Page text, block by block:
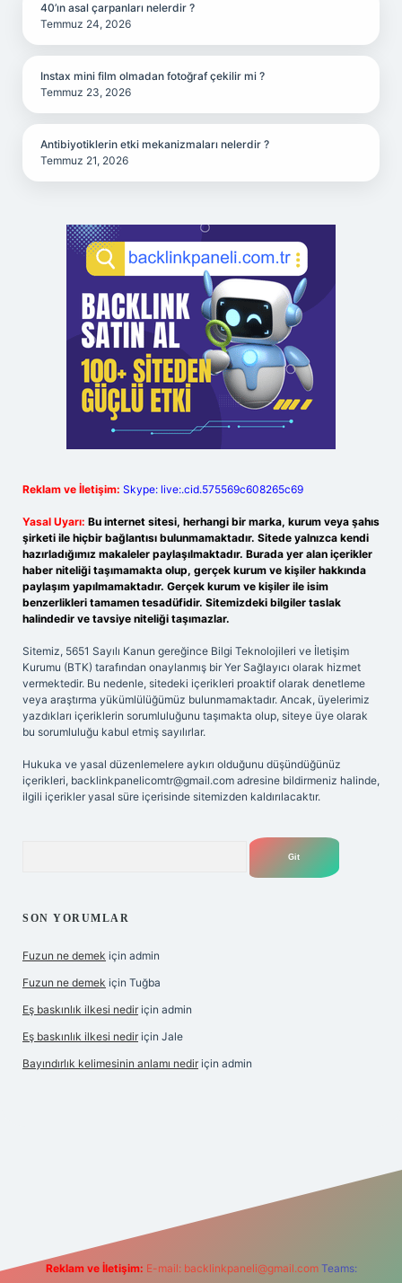
40’ın asal çarpanları nelerdir ?
Temmuz 24, 2026
Instax mini film olmadan fotoğraf çekilir mi ?
Temmuz 23, 2026
Antibiyotiklerin etki mekanizmaları nelerdir ?
Temmuz 21, 2026
Reklam ve İletişim: Skype: live:.cid.575569c608265c69
Yasal Uyarı: Bu internet sitesi, herhangi bir marka, kurum veya şahıs
şirketi ile hiçbir bağlantısı bulunmamaktadır. Sitede yalnızca kendi
hazırladığımız makaleler paylaşılmaktadır. Burada yer alan içerikler
haber niteliği taşımamakta olup, gerçek kurum ve kişiler hakkında
paylaşım yapılmamaktadır. Gerçek kurum ve kişiler ile isim
benzerlikleri tamamen tesadüfidir. Sitemizdeki bilgiler taslak
halindedir ve tavsiye niteliği taşımazlar.
Sitemiz, 5651 Sayılı Kanun gereğince Bilgi Teknolojileri ve İletişim
Kurumu (BTK) tarafından onaylanmış bir Yer Sağlayıcı olarak hizmet
vermektedir. Bu nedenle, sitedeki içerikleri proaktif olarak denetleme
veya araştırma yükümlülüğümüz bulunmamaktadır. Ancak, üyelerimiz
yazdıkları içeriklerin sorumluluğunu taşımakta olup, siteye üye olarak
bu sorumluluğu kabul etmiş sayılırlar.
Hukuka ve yasal düzenlemelere aykırı olduğunu düşündüğünüz
içerikleri, backlinkpanelicomtr@gmail.com adresine bildirmeniz halinde,
ilgili içerikler yasal süre içerisinde sitemizden kaldırılacaktır.
SON YORUMLAR
Fuzun ne demek için admin
Fuzun ne demek için Tuğba
Eş baskınlık ilkesi nedir için admin
Eş baskınlık ilkesi nedir için Jale
Bayındırlık kelimesinin anlamı nedir için admin
elexbetgiris.org
Reklam ve İletişim: E-mail: backlinkpaneli@gmail.com Teams: